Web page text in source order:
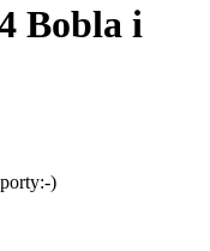
Bobla i
)